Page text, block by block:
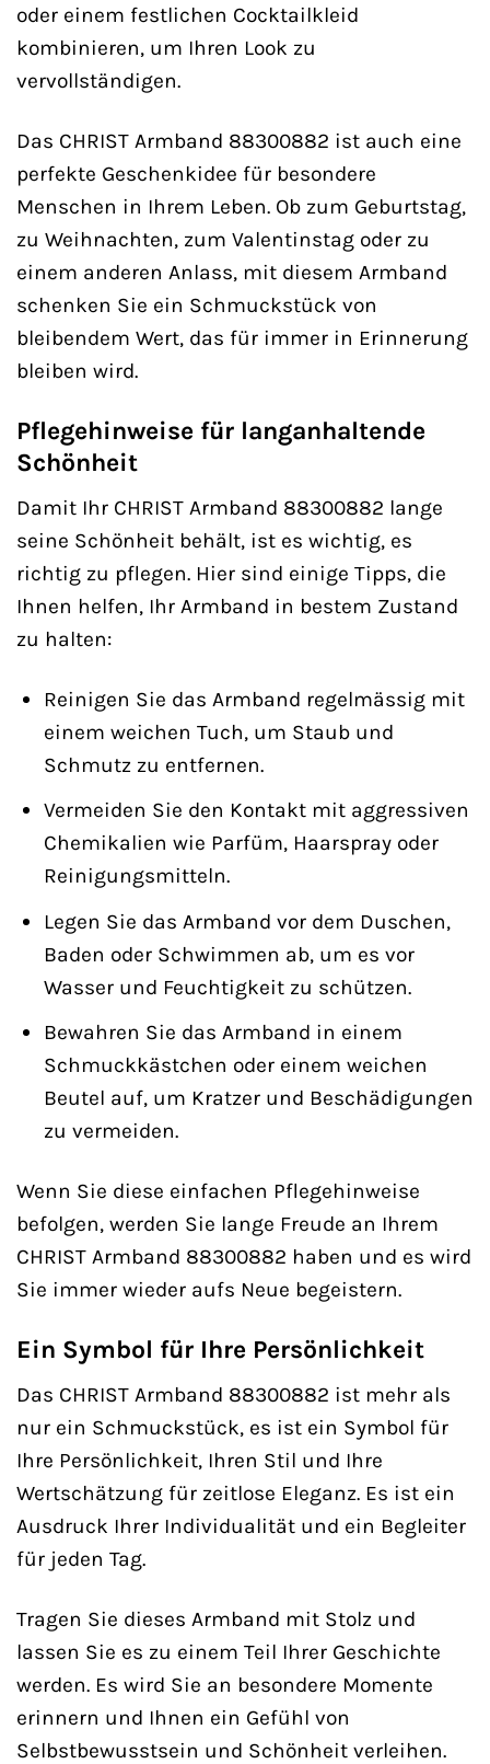
oder einem festlichen Cocktailkleid
kombinieren, um Ihren Look zu
vervollständigen.
Das CHRIST Armband 88300882 ist auch eine
perfekte Geschenkidee für besondere
Menschen in Ihrem Leben. Ob zum Geburtstag,
zu Weihnachten, zum Valentinstag oder zu
einem anderen Anlass, mit diesem Armband
schenken Sie ein Schmuckstück von
bleibendem Wert, das für immer in Erinnerung
bleiben wird.
Pflegehinweise für langanhaltende
Schönheit
Damit Ihr CHRIST Armband 88300882 lange
seine Schönheit behält, ist es wichtig, es
richtig zu pflegen. Hier sind einige Tipps, die
Ihnen helfen, Ihr Armband in bestem Zustand
zu halten:
Reinigen Sie das Armband regelmässig mit
einem weichen Tuch, um Staub und
Schmutz zu entfernen.
Vermeiden Sie den Kontakt mit aggressiven
Chemikalien wie Parfüm, Haarspray oder
Reinigungsmitteln.
Legen Sie das Armband vor dem Duschen,
Baden oder Schwimmen ab, um es vor
Wasser und Feuchtigkeit zu schützen.
Bewahren Sie das Armband in einem
Schmuckkästchen oder einem weichen
Beutel auf, um Kratzer und Beschädigungen
zu vermeiden.
Wenn Sie diese einfachen Pflegehinweise
befolgen, werden Sie lange Freude an Ihrem
CHRIST Armband 88300882 haben und es wird
Sie immer wieder aufs Neue begeistern.
Ein Symbol für Ihre Persönlichkeit
Das CHRIST Armband 88300882 ist mehr als
nur ein Schmuckstück, es ist ein Symbol für
Ihre Persönlichkeit, Ihren Stil und Ihre
Wertschätzung für zeitlose Eleganz. Es ist ein
Ausdruck Ihrer Individualität und ein Begleiter
für jeden Tag.
Tragen Sie dieses Armband mit Stolz und
lassen Sie es zu einem Teil Ihrer Geschichte
werden. Es wird Sie an besondere Momente
erinnern und Ihnen ein Gefühl von
Selbstbewusstsein und Schönheit verleihen.